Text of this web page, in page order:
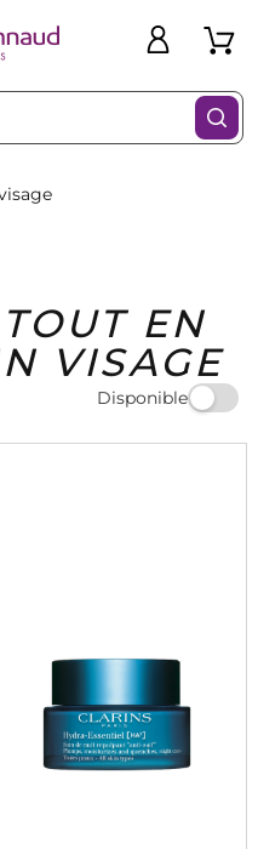
Idées
Cadeaux
Bons
Plans
EN
VISAGE
Disponible
Filtres